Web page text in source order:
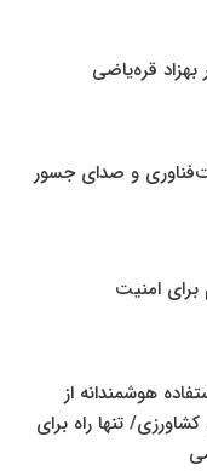
بهزاد قره‌یاضی
و صدای جسور
برای امنیت
هوشمندانه از
تنها راه برای